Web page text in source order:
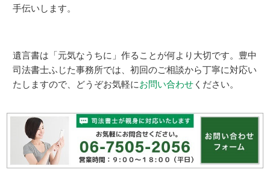
手伝いします。
遺言書は「元気なうちに」作ることが何より大切です。豊中
司法書士ふじた事務所では、初回のご相談から丁寧に対応い
たしますので、どうぞお気軽にお問い合わせ ください。